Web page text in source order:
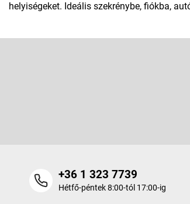
helyiségeket. Ideális szekrénybe, fiókba,
+36 1 323 7739
Hétfő-péntek 8:00-tól 17:00-ig